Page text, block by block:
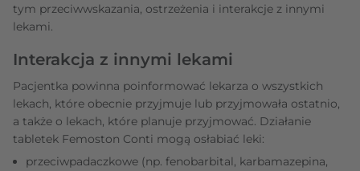
tym przeciwwskazania, ostrzeżenia i interakcje z innymi
lekami.
Interakcja z innymi lekami
Pacjentka powinna poinformować lekarza o wszystkich
lekach, które obecnie przyjmuje lub przyjmowała ostatnio,
a także o lekach, które planuje przyjmować. Działanie
tabletek Femoston Conti mogą osłabiać leki:
przeciwpadaczkowe (np. fenobarbital, karbamazepina,